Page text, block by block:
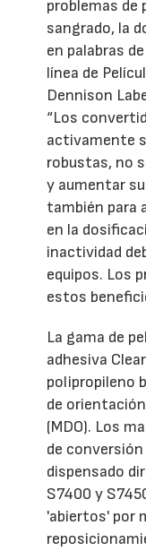
problemas de
sangrado, la
en palabras
línea de
Dennison
“Los
activamente
robustas, no
y aumentar
también para
en la
inactividad
equipos. Los
estos
La gama de
adhesiva
polipropileno
de
(MDO). Los
de
dispensado
S7400 y
'abiertos' por